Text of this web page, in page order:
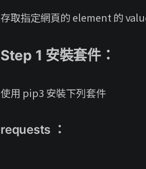
存取指定網頁的 element 的
Step 1 安裝套件：
使用 pip3 安裝下列套件
requests ：